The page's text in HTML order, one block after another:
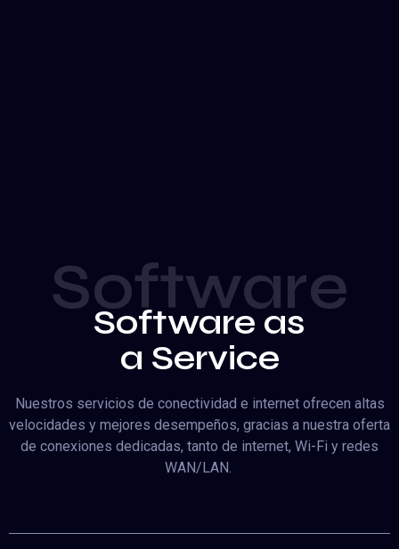
Software
Software as
a Service
Nuestros servicios de conectividad e internet ofrecen altas
velocidades y mejores desempeños, gracias a nuestra oferta
de conexiones dedicadas, tanto de internet, Wi-Fi y redes
WAN/LAN.